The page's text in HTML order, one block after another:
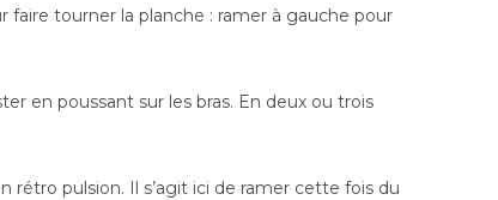
faire tourner la planche : ramer à gauche pour
en poussant sur les bras. En deux ou trois
rétro pulsion. Il s’agit ici de ramer cette fois du